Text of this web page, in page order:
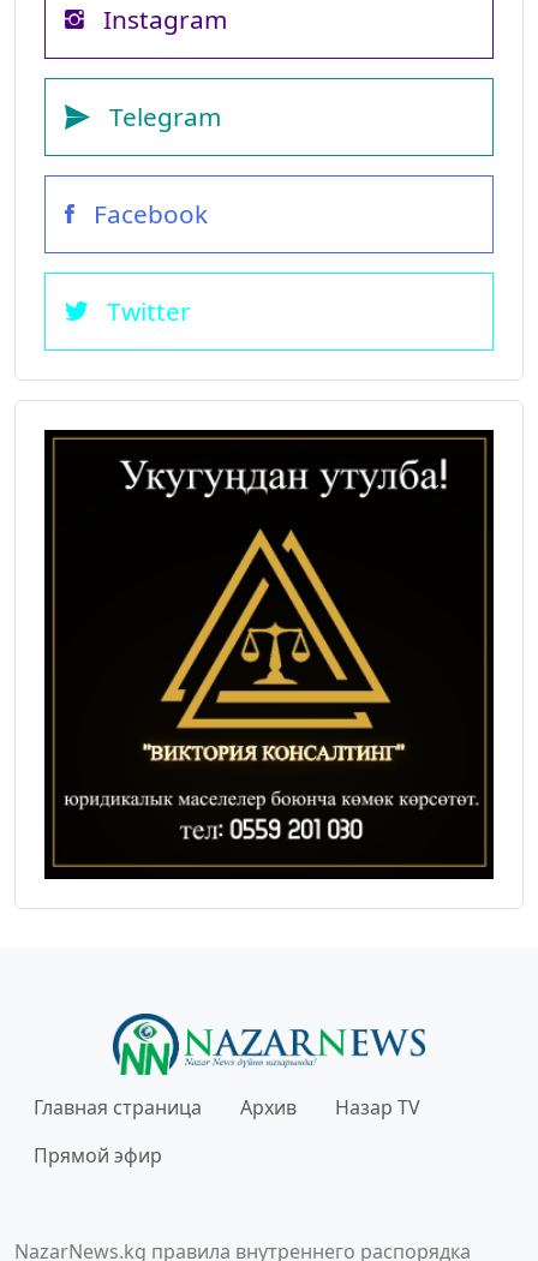
Instagram
Telegram
Facebook
Twitter
Главная страница Архив
Назар TV
Прямой эфир
NazarNews.kg правила внутреннего распорядка